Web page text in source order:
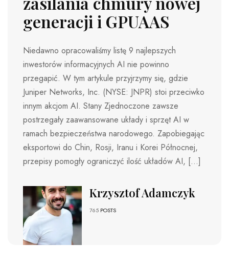
generacji i GPUAAS
Niedawno opracowaliśmy listę 9 najlepszych
inwestorów informacyjnych AI nie powinno
przegapić. W tym artykule przyjrzymy się, gdzie
Juniper Networks, Inc. (NYSE: JNPR) stoi przeciwko
innym akcjom AI. Stany Zjednoczone zawsze
postrzegały zaawansowane układy i sprzęt AI w
ramach bezpieczeństwa narodowego. Zapobiegając
eksportowi do Chin, Rosji, Iranu i Korei Północnej,
przepisy pomogły ograniczyć ilość układów AI, […]
Krzysztof Adamczyk
765 POSTS